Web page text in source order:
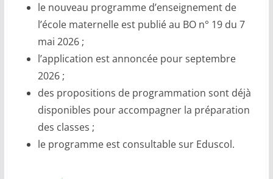
le nouveau programme d’enseignement de
l’école maternelle est publié au BO n° 19 du 7
mai 2026 ;
l’application est annoncée pour septembre
2026 ;
des propositions de programmation sont déjà
disponibles pour accompagner la préparation
des classes ;
le programme est consultable sur Eduscol.